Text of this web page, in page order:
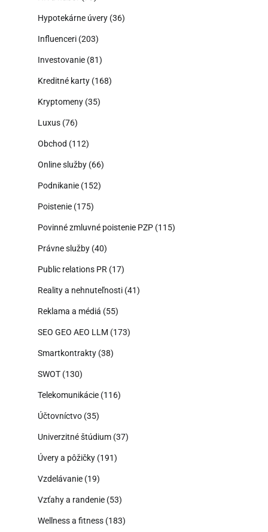
Hypotekárne úvery (36)
Influenceri (203)
Investovanie (81)
Kreditné karty (168)
Kryptomeny (35)
Luxus (76)
Obchod (112)
Online služby (66)
Podnikanie (152)
Poistenie (175)
Povinné zmluvné poistenie PZP (115)
Právne služby (40)
Public relations PR (17)
Reality a nehnuteľnosti (41)
Reklama a médiá (55)
SEO GEO AEO LLM (173)
Smartkontrakty (38)
SWOT (130)
Telekomunikácie (116)
Účtovníctvo (35)
Univerzitné štúdium (37)
Úvery a pôžičky (191)
Vzdelávanie (19)
Vzťahy a randenie (53)
Wellness a fitness (183)